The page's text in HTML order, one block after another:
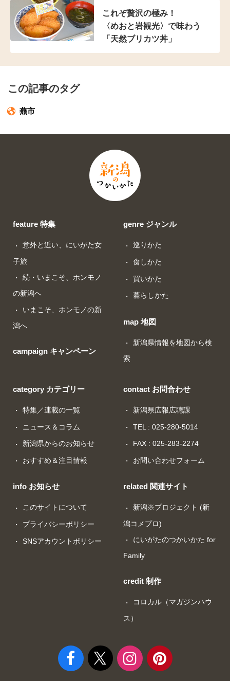
これぞ贅沢の極み！
〈めおと岩観光〉で味わう
「天然ブリカツ丼」
この記事のタグ
燕市
feature 特集
意外と近い、にいがた女
子旅
続・いまこそ、ホンモノ
の新潟へ
いまこそ、ホンモノの新
潟へ
campaign キャンペーン
genre ジャンル
巡りかた
食しかた
買いかた
暮らしかた
map 地図
新潟県情報を地図から検
索
category カテゴリー
特集／連載の一覧
ニュース＆コラム
新潟県からのお知らせ
おすすめ＆注目情報
info お知らせ
このサイトについて
プライバシーポリシー
SNSアカウントポリシー
contact お問合わせ
新潟県広報広聴課
TEL : 025-280-5014
FAX : 025-283-2274
お問い合わせフォーム
related 関連サイト
新潟※プロジェクト (新
潟コメプロ)
にいがたのつかいかた for
Family
credit 制作
コロカル（マガジンハウ
ス）